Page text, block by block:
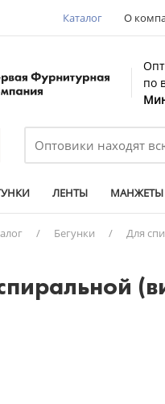
Каталог О
по
ЛЕНТЫ МАНЖЕТЫ
/ Бегунки / Для